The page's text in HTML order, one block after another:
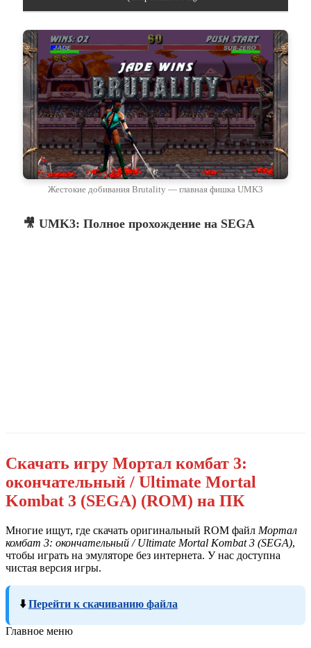
Жестокие добивания Brutality — главная фишка UMK3
🎥 UMK3: Полное прохождение на SEGA
Скачать игру Мортал комбат 3:
окончательный / Ultimate Mortal
Kombat 3 (SEGA) (ROM) на ПК
Многие ищут, где скачать оригинальный ROM файл Мортал
комбат 3: окончательный / Ultimate Mortal Kombat 3 (SEGA),
чтобы играть на эмуляторе без интернета. У нас доступна
чистая версия игры.
⬇️Перейти к скачиванию файла
Главное меню